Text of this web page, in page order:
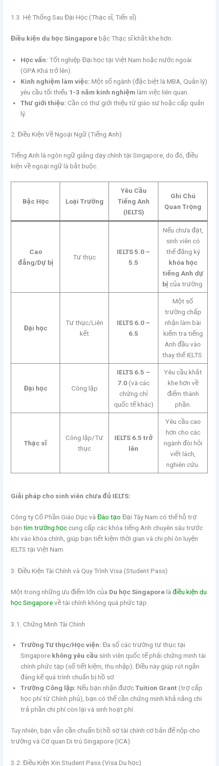
1.3. Hệ Thống Sau Đại Học (Thạc sĩ, Tiến sĩ)
Điều kiện du học Singaporebậc Thạc sĩ khắt khe hơn:
Học vấn: Tốt nghiệp Đại học tại Việt Nam hoặc nước ngoài
(GPA Khá trở lên).
Kinh nghiệm làm việc: Một số ngành (đặc biệt là MBA, Quản lý)
yêu cầu tối thiểu 1-3 năm kinh nghiệm làm việc liên quan.
Thư giới thiệu: Cần có thư giới thiệu từ giáo sư hoặc cấp quản
lý.
2. Điều Kiện Về Ngoại Ngữ (Tiếng Anh)
Tiếng Anh là ngôn ngữ giảng dạy chính tại Singapore, do đó, điều
kiện về ngoại ngữ là bắt buộc.
Bậc Học Loại Trường
Yêu Cầu
Tiếng Anh
(IELTS)
Ghi Chú
Quan Trọng
Cao
đẳng/Dự bị
Tư thục
IELTS 5.0 –
5.5
Nếu chưa đạt,
sinh viên có
thể đăng ký
khóa học
tiếng Anh dự
bị của trường.
Đại học
Tư thục/Liên
kết
IELTS 6.0 –
6.5
Một số
trường chấp
nhận làm bài
kiểm tra tiếng
Anh đầu vào
thay thế IELTS.
Đại học Công lập
IELTS 6.5 –
7.0 (và các
chứng chỉ
quốc tế khác)
Yêu cầu khắt
khe hơn về
điểm thành
phần.
Thạc sĩ
Công lập/Tư
thục
IELTS 6.5 trở
lên
Yêu cầu cao
hơn cho các
ngành đòi hỏi
viết lách,
nghiên cứu.
Giải pháp cho sinh viên chưa đủ IELTS:
Công ty Cổ Phần Giáo Dục vàĐào tạo Đại Tây Nam có thể hỗ trợ
bạntìm trường học cung cấp các khóa tiếng Anh chuyên sâu trước
khi vào khóa chính, giúp bạn tiết kiệm thời gian và chi phí ôn luyện
IELTS tại Việt Nam.
3. Điều Kiện Tài Chính và Quy Trình Visa (Student Pass)
Một trong những ưu điểm lớn của Du học Singaporelàđiều kiện du
học Singaporevề tài chính không quá phức tạp.
3.1. Chứng Minh Tài Chính
Trường Tư thục/Học viện: Đa số các trường tư thục tại
Singapore không yêu cầu sinh viên quốc tế phải chứng minh tài
chính phức tạp (sổ tiết kiệm, thu nhập). Điều này giúp rút ngắn
đáng kể quá trình chuẩn bị hồ sơ.
Trường Công lập: Nếu bạn nhận đượcTuition Grant (trợ cấp
học phí từ Chính phủ), bạn có thể cần chứng minh khả năng chi
trả phần chi phí còn lại và sinh hoạt phí.
Tuy nhiên, bạn vẫn cần chuẩn bị hồ sơ tài chính cơ bản để nộp cho
trường và Cơ quan Di trú Singapore (ICA).
3.2. Điều Kiện Xin Student Pass (Visa Du học)